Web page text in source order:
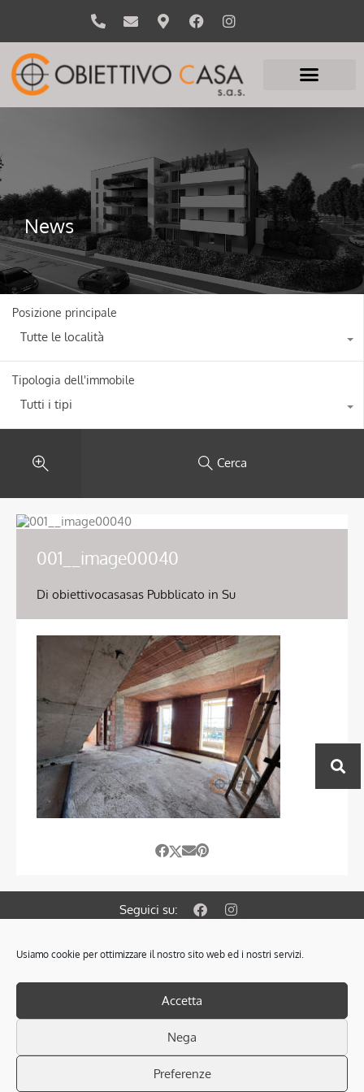
Usiamo cookie per ottimizzare il nostro sito web ed i nostri servizi.
Accetta
Nega
Preferenze
News
Posizione principale
Tutte le località
Tipologia dell'immobile
Tutti i tipi
Cerca
001__image00040
Di obiettivocasasas Pubblicato in Su
Seguici su:
© 2021 OBIETTIVO CASA S.A.S. di Colombin Fabrizio & C.
SCARICA L’INFORMATIVA SULLA PRIVACY
Cod. REA PD 378853 - RAM Soc. n° 2261
Associata FIMAA (Federazione Italiana Mediatori Agenti D’Affari)